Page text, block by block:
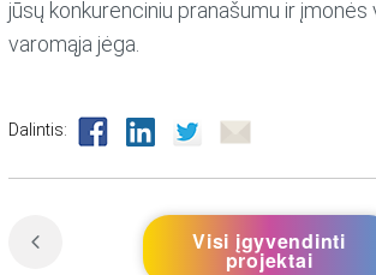
jūsų konkurenciniu pranašumu ir
varomąja jėga.
Dalintis:
Visi įgyvendinti
projektai